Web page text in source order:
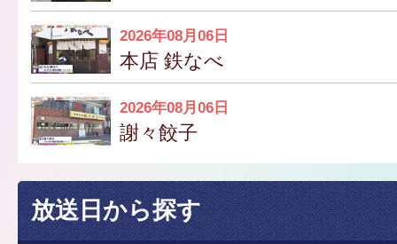
2026年08月06日
本店 鉄なべ
2026年08月06日
謝々餃子
放送日から探す